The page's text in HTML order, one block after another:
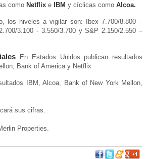
como Netflix e IBM y cíclicas como Alcoa.
los niveles a vigilar son: Ibex 7.700/8.800 –
3.100 - 3.550/3.700 y S&P 2.150/2.550 –
En Estados Unidos publican resultados
Bank of America y Netflix
IBM, Alcoa, Bank of New York Mellon,
sus cifras.
Properties.